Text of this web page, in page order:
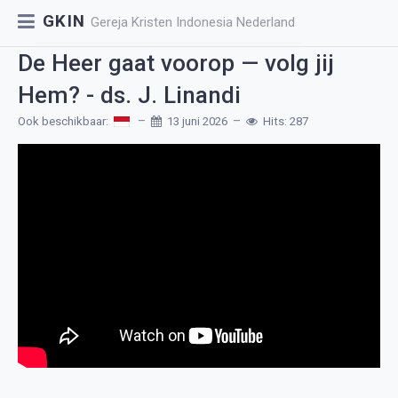
GKIN Gereja Kristen Indonesia Nederland
De Heer gaat voorop — volg jij
Hem? - ds. J. Linandi
13 juni 2026 Hits: 287